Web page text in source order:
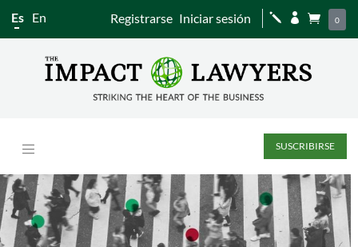
Es En Registrarse Iniciar sesión j   0
SUSCRIBIRSE